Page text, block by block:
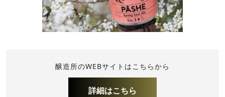
醸造所のWEBサイトはこちらから
詳細はこちら